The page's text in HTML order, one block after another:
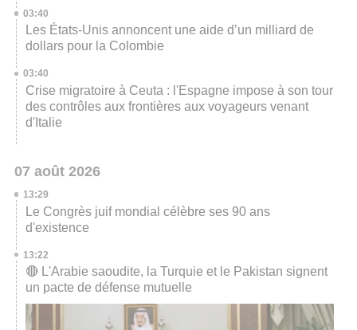
03:40
Les États-Unis annoncent une aide d’un milliard de
dollars pour la Colombie
03:40
Crise migratoire à Ceuta : l'Espagne impose à son tour
des contrôles aux frontières aux voyageurs venant
d'Italie
07 août 2026
13:29
Le Congrès juif mondial célèbre ses 90 ans
d'existence
13:22
🔴 L'Arabie saoudite, la Turquie et le Pakistan signent
un pacte de défense mutuelle